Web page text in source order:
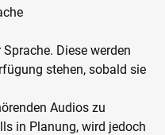
Diese werden
stehen, sobald sie
Audios zu
in Planung, wird jedoch